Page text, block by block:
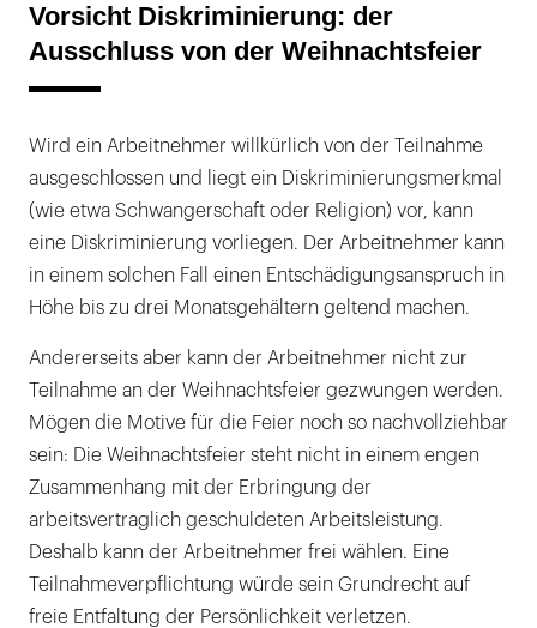
Vorsicht Diskriminierung: der
Ausschluss von der Weihnachtsfeier
Wird ein Arbeitnehmer willkürlich von der Teilnahme
ausgeschlossen und liegt ein Diskriminierungsmerkmal
(wie etwa Schwangerschaft oder Religion) vor, kann
eine Diskriminierung vorliegen. Der Arbeitnehmer kann
in einem solchen Fall einen Entschädigungsanspruch in
Höhe bis zu drei Monatsgehältern geltend machen.
Andererseits aber kann der Arbeitnehmer nicht zur
Teilnahme an der Weihnachtsfeier gezwungen werden.
Mögen die Motive für die Feier noch so nachvollziehbar
sein: Die Weihnachtsfeier steht nicht in einem engen
Zusammenhang mit der Erbringung der
arbeitsvertraglich geschuldeten Arbeitsleistung.
Deshalb kann der Arbeitnehmer frei wählen. Eine
Teilnahmeverpflichtung würde sein Grundrecht auf
freie Entfaltung der Persönlichkeit verletzen.